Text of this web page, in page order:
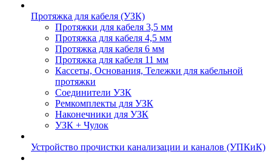
Протяжка для кабеля (УЗК)
Протяжки для кабеля 3,5 мм
Протяжка для кабеля 4,5 мм
Протяжка для кабеля 6 мм
Протяжка для кабеля 11 мм
Кассеты, Основания, Тележки для кабельной
протяжки
Соединители УЗК
Ремкомплекты для УЗК
Наконечники для УЗК
УЗК + Чулок
Устройство прочистки канализации и каналов (УПКиК)